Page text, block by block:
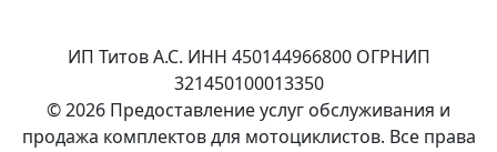
ИП Титов А.С. ИНН 450144966800 ОГРНИП
321450100013350
© 2026 Предоставление услуг обслуживания и
продажа комплектов для мотоциклистов. Все права